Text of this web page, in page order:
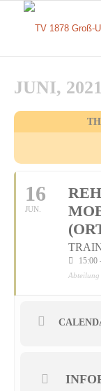
JUNI, 2021
16
JUN.
15:00
Abteilung